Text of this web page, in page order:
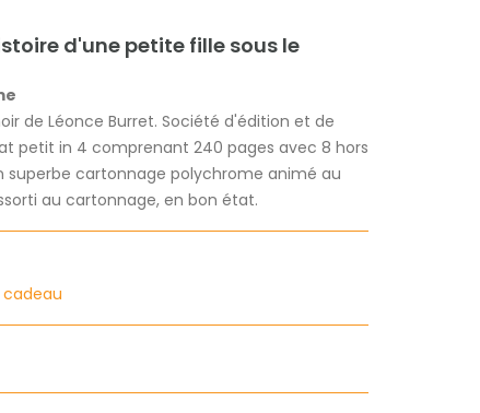
d'une petite fille sous le
de Léonce Burret. Société d'édition et de
petit in 4 comprenant 240 pages avec 8 hors
superbe cartonnage polychrome animé au
au cartonnage, en bon état.
cadeau